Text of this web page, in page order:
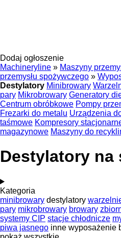
Dodaj ogłoszenie
Machineryline » Maszyny
przemysłu spożywczego »
Destylatory Minibrowary
pary Mikrobrowary Generatory
Centrum obróbkowe Pompy
Frezarki do metalu Urządzenia
taśmowe Kompresory
magazynowe Maszyny do
Destylatory na
Kategoria
minibrowary destylatory
pary mikrobrowary browary
systemy CIP stacje chłodnicze
piwa jasnego inne wyposażenie